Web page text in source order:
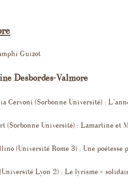
Guizot
Desbordes-Valmore
Cervoni (Sorbonne Université) :
(Sorbonne Université) : Lamartine et
(Université Rome 3) : Une
Lyon 2) : Le lyrisme «